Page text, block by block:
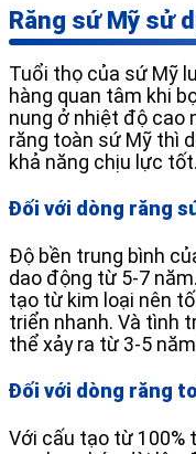
Răng sứ Mỹ sử
Tuổi thọ của sứ Mỹ
hàng quan tâm khi
nung ở nhiệt độ cao
răng toàn sứ Mỹ thì
khả năng chịu lực tốt.
Đối với dòng răng
Độ bền trung bình
dao động từ 5-7
tạo từ kim loại nên
triển nhanh. Và tình
thể xảy ra từ 3-5
Đối với dòng răng
Với cấu tạo từ 100%